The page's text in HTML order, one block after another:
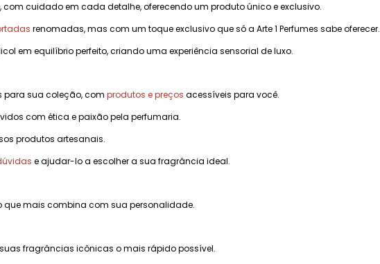
cuidado em cada detalhe, oferecendo um produto único e exclusivo.
renomadas, mas com um toque exclusivo que só a Arte 1 Perfumes sabe oferecer.
em equilíbrio perfeito, criando uma experiência sensorial de luxo.
para sua coleção, com produtos e preços acessíveis para você.
com ética e paixão pela perfumaria.
produtos artesanais.
e ajudar-lo a escolher a sua fragrância ideal.
que mais combina com sua personalidade.
fragrâncias icônicas o mais rápido possível.